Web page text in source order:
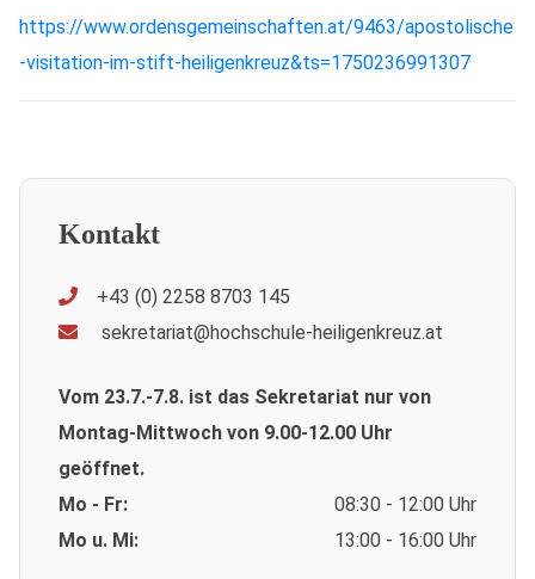
https://www.ordensgemeinschaften.at/9463/apostolische
-visitation-im-stift-heiligenkreuz&ts=1750236991307
Kontakt
+43 (0) 2258 8703 145
sekretariat@hochschule-heiligenkreuz.at
Vom 23.7.-7.8. ist das Sekretariat nur von
Montag-Mittwoch von 9.00-12.00 Uhr
geöffnet.
Mo - Fr:
08:30 - 12:00 Uhr
Mo u. Mi:
13:00 - 16:00 Uhr